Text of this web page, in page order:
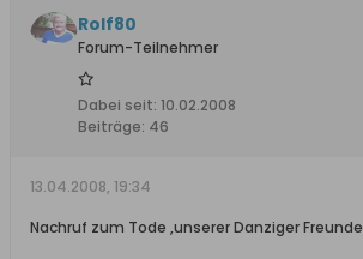
Rolf80
Forum-Teilnehmer
Dabei seit: 10.02.2008
Beiträge: 46
13.04.2008, 19:34
Nachruf zum Tode ,unserer Danziger Freunde